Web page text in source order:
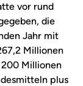
vor rund
die
Jahr mit
Millionen
Millionen
plus